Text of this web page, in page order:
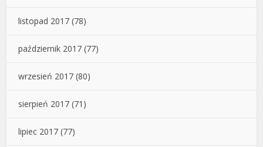
listopad 2017 (78)
październik 2017 (77)
wrzesień 2017 (80)
sierpień 2017 (71)
lipiec 2017 (77)